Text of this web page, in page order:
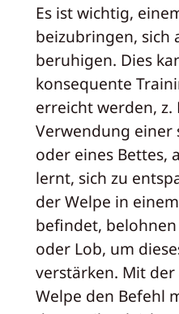
Es ist wichtig,
beizubringen, sich
beruhigen. Dies
konsequente
erreicht werden, z.
Verwendung einer
oder eines Bettes,
lernt, sich zu
der Welpe in
befindet,
oder Lob, um
verstärken. Mit
Welpe den Befehl